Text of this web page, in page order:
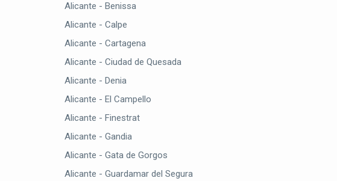
Alicante - Benissa
Alicante - Calpe
Alicante - Cartagena
Alicante - Ciudad de Quesada
Alicante - Denia
Alicante - El Campello
Alicante - Finestrat
Alicante - Gandia
Alicante - Gata de Gorgos
Alicante - Guardamar del Segura